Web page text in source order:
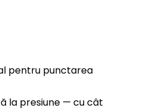
pentru punctarea
la presiune — cu cât